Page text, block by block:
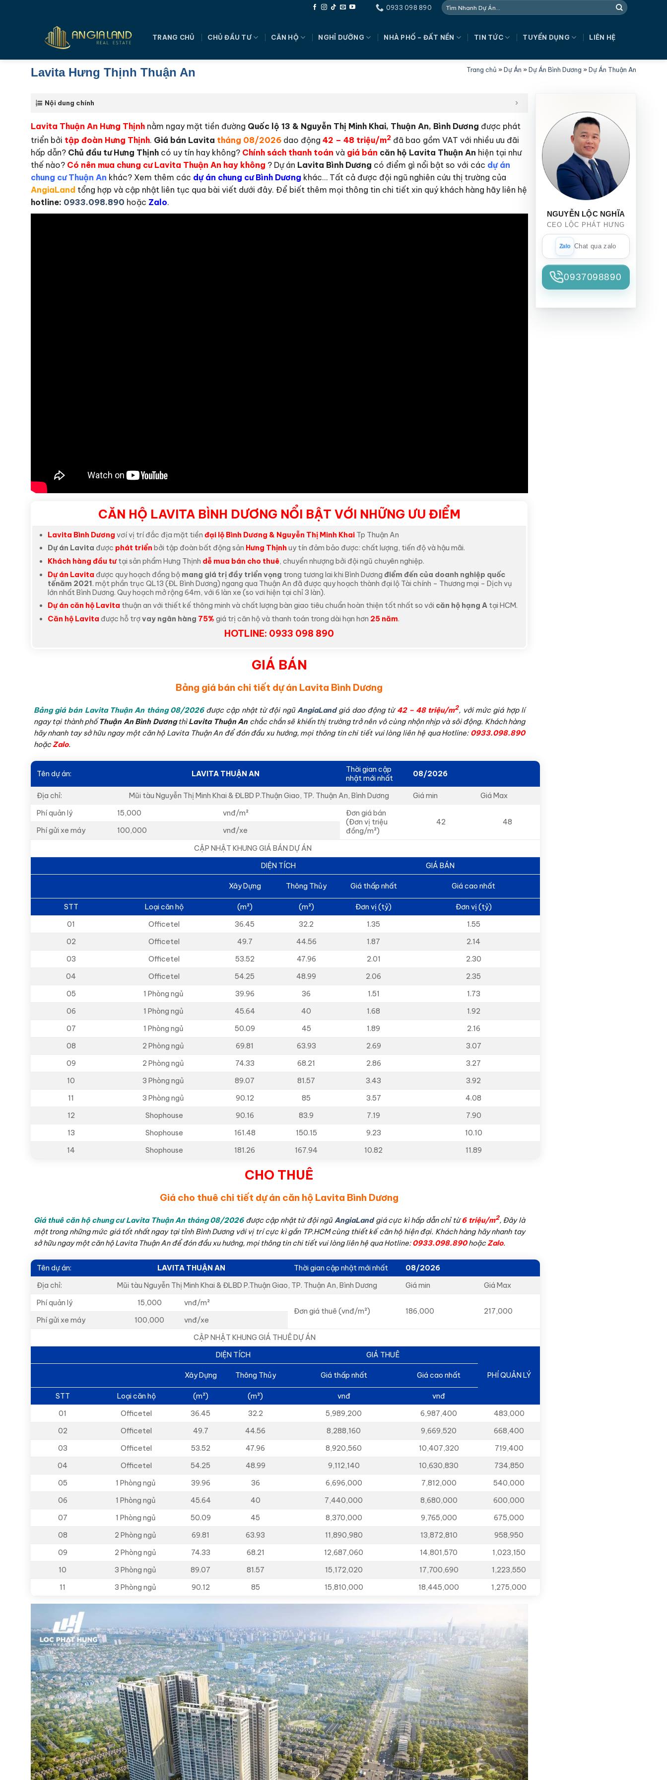
0933 098 890
TRANG CHỦ CHỦ ĐẦU TƯ CĂN HỘ NGHỈ DƯỠNG NHÀ PHỐ – ĐẤT NỀN TIN TỨC TUYỂN DỤNG LIÊN HỆ
Lavita Hưng Thịnh Thuận An Trang chủ »Dự Án »Dự Án Bình Dương »Dự Án Thuận An
Nội dung chính
Lavita Thuận An Hưng Thịnh nằm ngay mặt tiền đường Quốc lộ 13 & Nguyễn Thị Minh Khai, Thuận An, Bình Dương được phát
triển bởi tập đoàn Hưng Thịnh. Giá bán Lavita tháng 08/2026 dao động 42 – 48 triệu/m2 đã bao gồm VAT với nhiều ưu đãi
hấp dẫn? Chủ đầu tư Hưng Thịnh có uy tín hay không? Chính sách thanh toán và giá bán căn hộ Lavita Thuận An hiện tại như
thế nào? Có nên mua chung cư Lavita Thuận An hay không ? Dự án Lavita Bình Dương có điểm gì nổi bật so với các dự án
chung cư Thuận An khác? Xem thêm các dự án chung cư Bình Dương khác… Tất cả được đội ngũ nghiên cứu thị trường của
AngiaLand tổng hợp và cập nhật liên tục qua bài viết dưới đây. Để biết thêm mọi thông tin chi tiết xin quý khách hàng hãy liên hệ
hotline: 0933.098.890 hoặc Zalo.
CĂN HỘ LAVITA BÌNH DƯƠNG NỔI BẬT VỚI NHỮNG ƯU ĐIỂM
Lavita Bình Dươngvơí vị trí đắc địa mặt tiền đại lộ Bình Dương & Nguyễn Thị Minh Khai Tp Thuận An
Dự án Lavita được phát triển bởi tập đoàn bất động sản Hưng Thịnh uy tín đảm bảo được: chất lượng, tiến độ và hậu mãi.
Khách hàng đầu tưtại sản phẩm Hưng Thịnh dễ mua bán cho thuê, chuyển nhượng bởi đội ngũ chuyên nghiệp.
Dự án Lavita được quy hoạch đồng bộ mang giá trị đầy triển vọng trong tương lai khi Bình Dương điểm đến của doanh nghiệp quốc
tếnăm 2021. một phần trục QL13 (ĐL Bình Dương) ngang qua Thuận An đã được quy hoạch thành đại lộ Tài chính – Thương mại – Dịch vụ
lớn nhất Bình Dương. Quy hoạch mở rộng 64m, với 6 làn xe (so vơi hiện tại chỉ 3 làn).
Dự án căn hộ Lavita thuận an với thiết kế thông minh và chất lượng bàn giao tiêu chuẩn hoàn thiện tốt nhất so với căn hộ hạng A tại HCM.
Căn hộ Lavita được hỗ trợvay ngân hàng 75% giá trị căn hộ và thanh toán trong dài hạn hơn 25 năm.
HOTLINE: 0933 098 890
GIÁ BÁN
Bảng giá bán chi tiết dự án Lavita Bình Dương
Bảng giá bán Lavita Thuận An tháng 08/2026được cập nhật từ đội ngũAngiaLandgiá dao động từ42 – 48 triệu/m2, với mức giá hợp lí
ngay tại thành phố Thuận An Bình DươngthìLavita Thuận An chắc chắn sẽ khiến thị trường trở nên vô cùng nhộn nhịp và sôi động. Khách hàng
hãy nhanh tay sở hữu ngay một căn hộ Lavita Thuận An để đón đầu xu hướng, mọi thông tin chi tiết vui lòng liên hệ qua Hotline: 0933.098.890
hoặcZalo.
Tên dự án: LAVITA THUẬN AN
Thời gian cập
nhật mới nhất
08/2026
Địa chỉ: Mũi tàu Nguyễn Thị Minh Khai & ĐLBD P.Thuận Giao, TP. Thuận An, Bình Dương Giá min
Giá Max
Phí quản lý
15,000 vnđ/m²
Đơn giá bán
(Đơn vị triệu
đồng/m²)
42
48
Phí gửi xe máy
100,000
vnđ/xe
CẬP NHẬT KHUNG GIÁ BÁN DỰ ÁN
DIỆN TÍCH
GIÁ BÁN
Xây Dựng Thông Thủy Giá thấp nhất Giá cao nhất
STT Loại căn hộ (m²) (m²) Đơn vị (tỷ)
Đơn vị (tỷ)
01
Officetel 36.45 32.2 1.35
1.55
02
Officetel 49.7 44.56 1.87
2.14
03
Officetel 53.52 47.96 2.01
2.30
04
Officetel 54.25 48.99 2.06
2.35
05
1 Phòng ngủ 39.96 36 1.51
1.73
06
1 Phòng ngủ 45.64 40 1.68
1.92
07
1 Phòng ngủ 50.09 45 1.89
2.16
08
2 Phòng ngủ 69.81 63.93 2.69
3.07
09
2 Phòng ngủ 74.33 68.21 2.86
3.27
10
3 Phòng ngủ 89.07 81.57 3.43
3.92
11
3 Phòng ngủ 90.12 85 3.57
4.08
12
Shophouse 90.16 83.9 7.19
7.90
13
Shophouse 161.48 150.15 9.23
10.10
14
Shophouse 181.26 167.94 10.82 11.89
CHO THUÊ
Giá cho thuê chi tiết dự án căn hộ Lavita Bình Dương
Giá thuê căn hộ chung cư Lavita Thuận An tháng 08/2026được cập nhật từ đội ngũAngiaLandgiá cực kì hấp dẫn chỉ từ6 triệu/m2, Đây là
một trong những mức giá tốt nhất ngay tại tỉnh Bình Dương với vị trí cực kì gần TP.HCM cùng thiết kế căn hộ hiện đại. Khách hàng hãy nhanh tay
sở hữu ngay một căn hộ Lavita Thuận An để đón đầu xu hướng, mọi thông tin chi tiết vui lòng liên hệ qua Hotline:0933.098.890hoặcZalo.
Tên dự án: LAVITA THUẬN AN Thời gian cập nhật mới nhất
08/2026
Địa chỉ:
Mũi tàu Nguyễn Thị Minh Khai & ĐLBD P.Thuận Giao, TP. Thuận An, Bình Dương Giá min
Giá Max
Phí quản lý
15,000
vnđ/m²
Đơn giá thuê (vnđ/m²)
186,000
217,000
Phí gửi xe máy
100,000
vnđ/xe
CẬP NHẬT KHUNG GIÁ THUÊ DỰ ÁN
DIỆN TÍCH
GIÁ THUÊ
PHÍ QUẢN LÝ
Xây Dựng Thông Thủy Giá thấp nhất Giá cao nhất
STT Loại căn hộ (m²) (m²) vnđ
vnđ
01
Officetel 36.45 32.2 5,989,200 6,987,400
483,000
02
Officetel 49.7 44.56 8,288,160 9,669,520
668,400
03
Officetel 53.52 47.96 8,920,560 10,407,320
719,400
04
Officetel 54.25 48.99 9,112,140 10,630,830
734,850
05
1 Phòng ngủ 39.96 36 6,696,000 7,812,000
540,000
06
1 Phòng ngủ 45.64 40 7,440,000 8,680,000
600,000
07
1 Phòng ngủ 50.09 45 8,370,000 9,765,000
675,000
08
2 Phòng ngủ 69.81 63.93 11,890,980 13,872,810
958,950
09
2 Phòng ngủ 74.33 68.21 12,687,060 14,801,570
1,023,150
10
3 Phòng ngủ 89.07 81.57 15,172,020 17,700,690
1,223,550
11
3 Phòng ngủ 90.12 85 15,810,000 18,445,000 1,275,000
NGUYỄN LỘC NGHĨA
CEO LỘC PHÁT HƯNG
Chat qua zalo
0937098890